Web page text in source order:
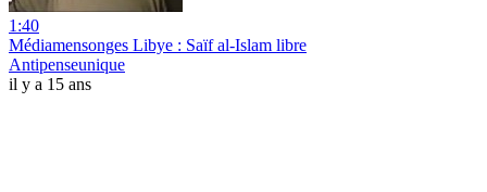
1:40
Médiamensonges Libye : Saïf al-Islam libre
Antipenseunique
il y a 15 ans